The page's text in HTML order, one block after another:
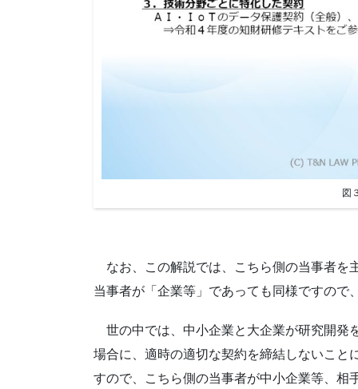
図
なお、この解説では、こちら側の当事者を
当事者が「企業等」であっても同様ですので
世の中では、中小企業と大企業が研究開発
場合に、適時の適切な契約を締結しないこと
すので、こちら側の当事者が中小企業等、相